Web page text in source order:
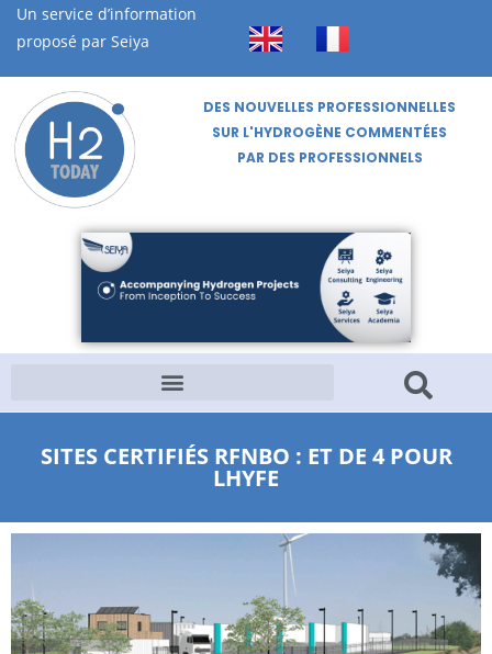
Un service d’information
proposé par Seiya
DES NOUVELLES PROFESSIONNELLES
SUR L'HYDROGÈNE COMMENTÉES
PAR DES PROFESSIONNELS
SITES CERTIFIÉS RFNBO : ET DE 4 POUR
LHYFE